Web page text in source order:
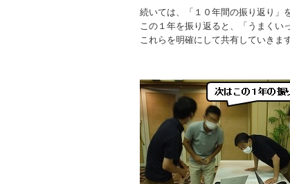
続いては、「１０年間の振り返り」
この１年を振り返ると、「うまくい
これらを明確にして共有していきます